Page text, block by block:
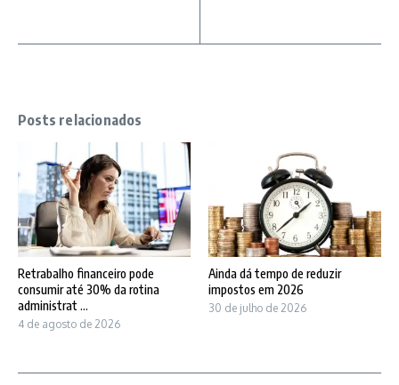
Posts relacionados
Retrabalho financeiro pode
consumir até 30% da rotina
administrat ...
4 de agosto de 2026
Ainda dá tempo de reduzir
impostos em 2026
30 de julho de 2026